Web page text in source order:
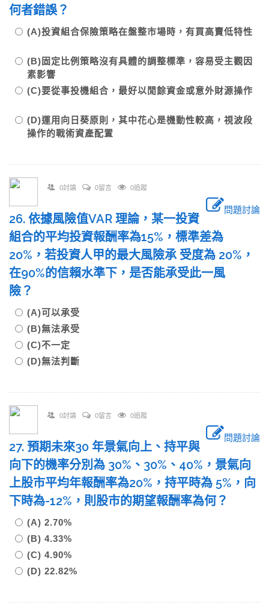
何者錯誤？
(A)投資組合保險策略在盤整市場時，有買高賣低特性
(B)固定比例策略沒有具體的調整標準，容易受主觀因
素影響
(C)要從事投機組合，最好以閒餘資金或意外財源操作
(D)運用向日葵原則，其中花心是機動性較高，視波段
操作的戰術資產配置
0討論 0留言 0追蹤
問題討論
26. 依據風險值VAR 理論，某一投資
組合的平均投資報酬率為15%，標準差為
20%，若投資人甲的最大風險承 受度為 20%，
在90%的信賴水準下，是否能承受此一風
險？
(A)可以承受
(B)無法承受
(C)不一定
(D)無法判斷
0討論 0留言 0追蹤
問題討論
27. 預期未來30 年景氣向上、持平與
向下的機率分別為 30%、30%、40%，景氣向
上股市平均年報酬率為20%，持平時為 5%，向
下時為-12%，則股市的期望報酬率為何？
(A) 2.70%
(B) 4.33%
(C) 4.90%
(D) 22.82%